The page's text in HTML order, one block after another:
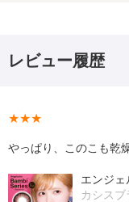
レビュー履歴
★★★
やっぱり、このこも乾
エンジ
カシスブ